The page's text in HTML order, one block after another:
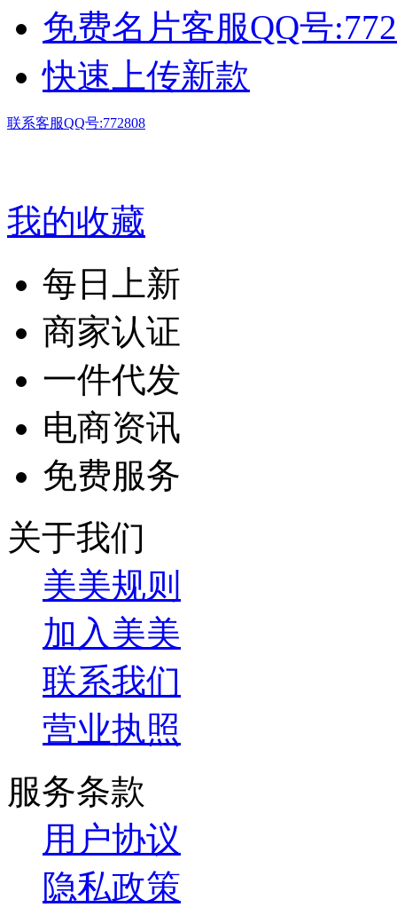
免费名片客服QQ号
快速上传新款
联系客服QQ号:772808
我的收藏
每日上新
商家认证
一件代发
电商资讯
免费服务
关于我们
美美规则
加入美美
联系我们
营业执照
服务条款
用户协议
隐私政策